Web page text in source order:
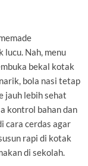
lucu. Nah, menu
bekal kotak
bola nasi tetap
jauh lebih sehat
kontrol bahan dan
cara cerdas agar
rapi di kotak
di sekolah.